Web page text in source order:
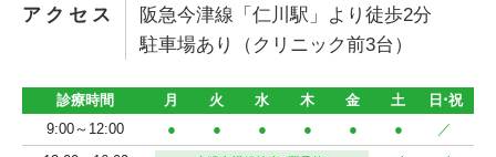
アクセス
阪急今津線「仁川駅」より徒歩2分
駐車場あり（クリニック前3台）